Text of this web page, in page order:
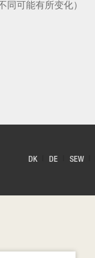
同可能有所变化）
DK DE SEW